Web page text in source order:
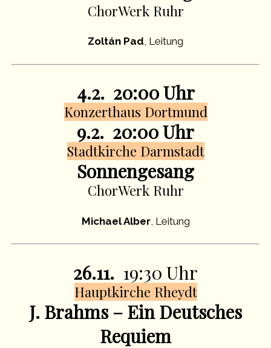
ChorWerk Ruhr
Zoltán Pad, Leitung
4.2. 20:00 Uhr
Konzerthaus Dortmund
9.2. 20:00 Uhr
Stadtkirche Darmstadt
Sonnengesang
ChorWerk Ruhr
Michael Alber, Leitung
26.11. 19:30 Uhr
Hauptkirche Rheydt
J. Brahms – Ein Deutsches
Requiem